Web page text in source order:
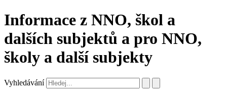
Informace z NNO, škol a
dalších subjektů a pro NNO,
školy a další subjekty
Vyhledávání